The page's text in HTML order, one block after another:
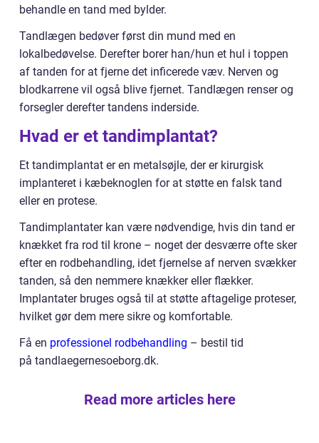
behandle en tand med bylder.
Tandlægen bedøver først din mund med en
lokalbedøvelse. Derefter borer han/hun et hul i toppen
af tanden for at fjerne det inficerede væv. Nerven og
blodkarrene vil også blive fjernet. Tandlægen renser og
forsegler derefter tandens inderside.
Hvad er et tandimplantat?
Et tandimplantat er en metalsøjle, der er kirurgisk
implanteret i kæbeknoglen for at støtte en falsk tand
eller en protese.
Tandimplantater kan være nødvendige, hvis din tand er
knækket fra rod til krone – noget der desværre ofte sker
efter en rodbehandling, idet fjernelse af nerven svækker
tanden, så den nemmere knækker eller flækker.
Implantater bruges også til at støtte aftagelige proteser,
hvilket gør dem mere sikre og komfortable.
Få en professionel rodbehandling – bestil tid
på tandlaegernesoeborg.dk.
Read more articles here